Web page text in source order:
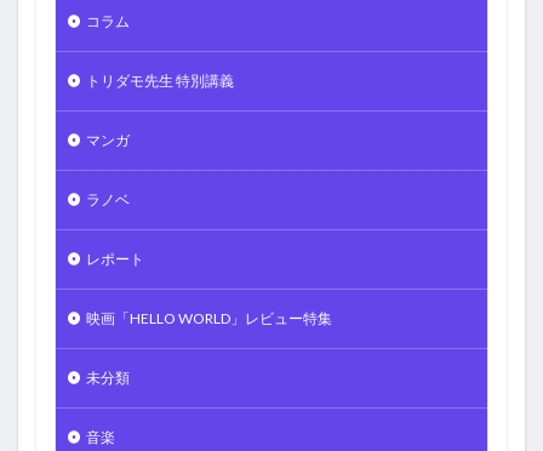
コラム
トリダモ先生 特別講義
マンガ
ラノベ
レポート
映画「HELLO WORLD」レビュー特集
未分類
音楽